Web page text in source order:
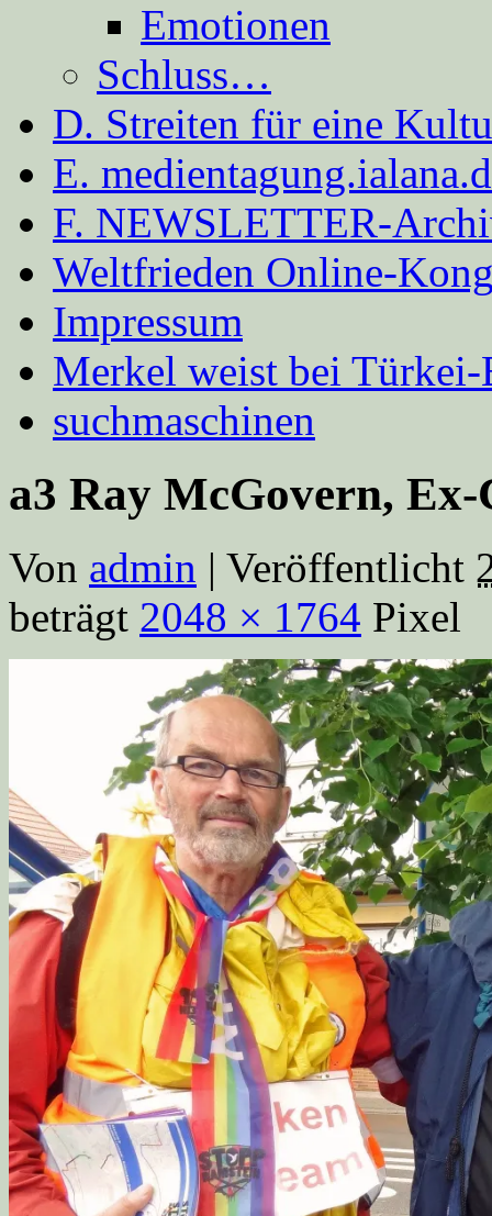
Emotionen
Schluss…
D. Streiten für eine
E.
F. NEWSLETTER-
Weltfrieden Online-
Impressum
Merkel weist bei
suchmaschinen
a3 Ray McGovern,
Von admin | Veröffentlicht
beträgt 2048 × 1764 Pixel